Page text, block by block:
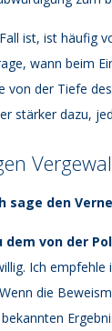
ist, ist häufig
wann beim
von der Tiefe
stärker dazu,
sage den
dem von der
Ich
die